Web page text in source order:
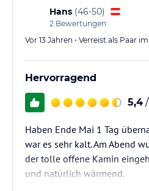
beanstanden. Das
reichhaltig, frisch gepreßter
O-Saft u.…
Hans (46-50)
2 Bewertungen
Vor 13 Jahren • Verreist als Paar
Hervorragend
5,4
Haben Ende Mai 1 Tag
war es sehr kalt. Am Abend
der tolle offene Kamin
und natürlich wärmend.